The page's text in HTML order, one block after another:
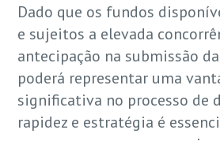
Dado que os fundos
e sujeitos a elevada
antecipação na submissão
poderá representar uma
significativa no processo de
rapidez e estratégia é